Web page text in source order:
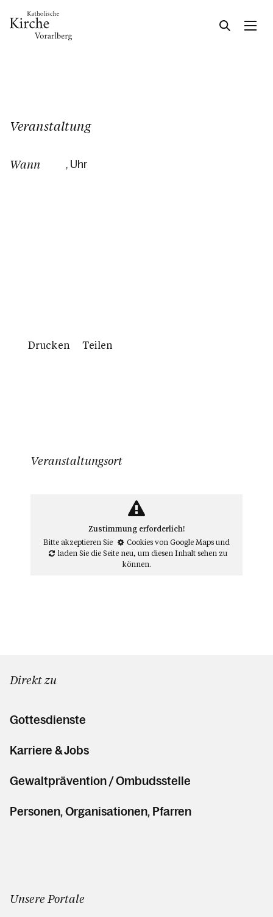
Glaube & Feste
Das Kirchenjahr im Überblick
Veranstaltung
Wann , Uhr
Drucken Teilen
Veranstaltungsort
Zustimmung erforderlich!
Bitte akzeptieren Sie
Cookies von Google Mapsund
laden Sie die Seite neu, um diesen Inhalt sehen zu
können.
Direkt zu
Gottesdienste
Karriere & Jobs
Gewaltprävention / Ombudsstelle
Personen, Organisationen, Pfarren
Unsere Portale